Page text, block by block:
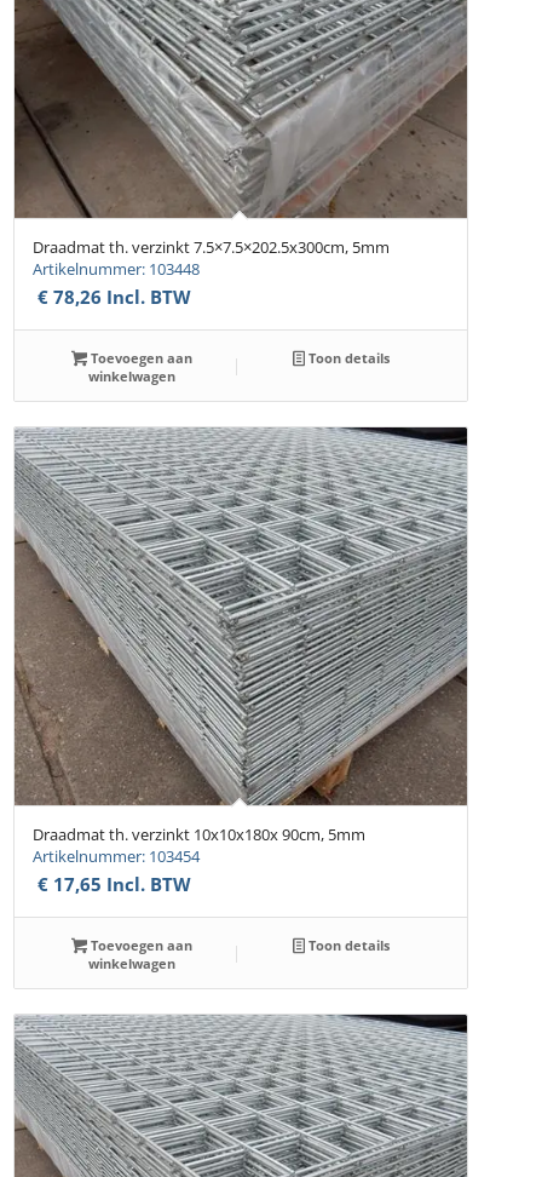
Draadmat th. verzinkt 7.5×7.5×202.5x300cm, 5mm
Artikelnummer: 103448
€ 78,26 Incl. BTW
Toevoegen aan
winkelwagen
Toon details
Draadmat th. verzinkt 10x10x180x 90cm, 5mm
Artikelnummer: 103454
€ 17,65 Incl. BTW
Toevoegen aan
winkelwagen
Toon details